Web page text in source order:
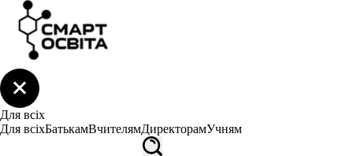
Для всіх
Для всіхБатькамВчителямДиректорамУчням